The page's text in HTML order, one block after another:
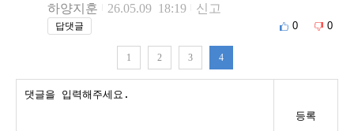
하양지훈
26.05.09 18:19 신고
답댓글 0 0
1 2 3 4
등록